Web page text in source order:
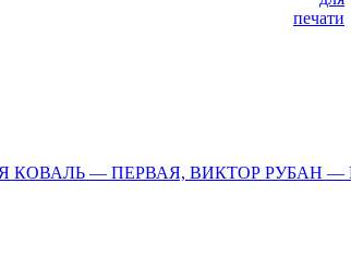
КОВАЛЬ — ПЕРВАЯ, ВИКТОР РУБАН —